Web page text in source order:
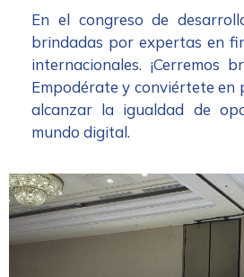
En el congreso de
brindadas por expertas en
internacionales. ¡Cerremos
Empodérate y conviértete
alcanzar la igualdad de
mundo digital.